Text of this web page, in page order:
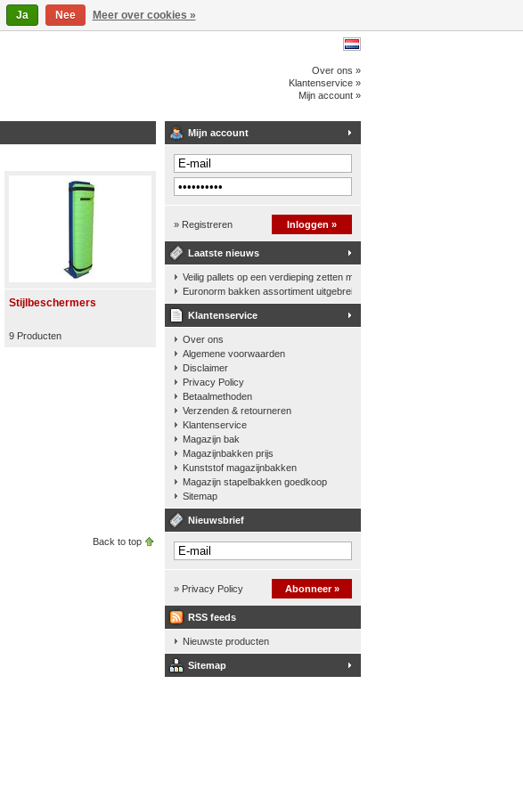
Over ons »
Klantenservice »
Mijn account »
Stijlbeschermers
9 Producten
Back to top
Mijn account
» Registreren Inloggen »
Laatste nieuws
Veilig pallets op een verdieping zetten met een palletkantelhek
Euronorm bakken assortiment uitgebreid
Klantenservice
Over ons
Algemene voorwaarden
Disclaimer
Privacy Policy
Betaalmethoden
Verzenden & retourneren
Klantenservice
Magazijn bak
Magazijnbakken prijs
Kunststof magazijnbakken
Magazijn stapelbakken goedkoop
Sitemap
Nieuwsbrief
» Privacy Policy Abonneer »
RSS feeds
Nieuwste producten
Sitemap
Ja Nee Meer over cookies »